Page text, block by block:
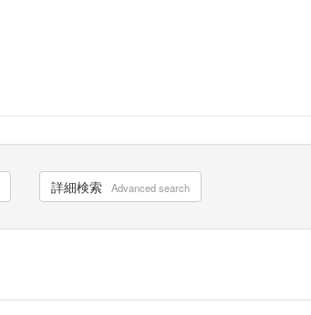
詳細検索 Advanced search